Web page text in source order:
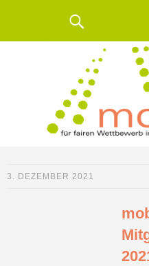
3. DEZEMBER 2021